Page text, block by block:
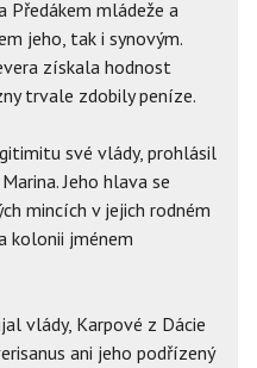
Předákem mládeže a
jeho, tak i synovým.
získala hodnost
trvale zdobily peníze.
své vlády, prohlásil
Jeho hlava se
mincích v jejich rodném
kolonii jménem
vlády, Karpové z Dácie
ani jeho podřízený